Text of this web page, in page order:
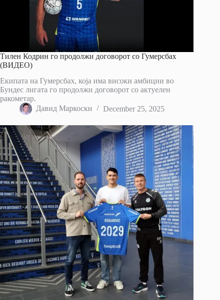
Тилен Кодрин го продолжи договорот со Гумерсбах
(ВИДЕО)
Екипата на Гумерсбах, која има високи амбиции во
Бундес лигата го продолжи договорот со актуелен
ракометар.
Давид Маркоски
December 25, 2025